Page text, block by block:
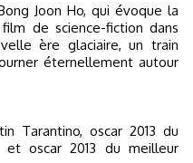
Joon Ho, qui évoque la
de science-fiction dans
ère glaciaire, un train
éternellement autour
Tarantino, oscar 2013 du
et oscar 2013 du meilleur